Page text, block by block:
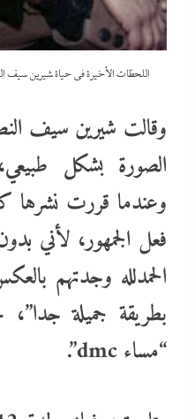
اللحظات الأخيرة في حياة شيرين
وقالت شيرين سيف
الصورة بشكل
وعندما قررت نشرها
فعل الجمهور، لأني
الحمدلله وجدتهم
بطريقة جميلة جدا”،
“مساء dmc”.